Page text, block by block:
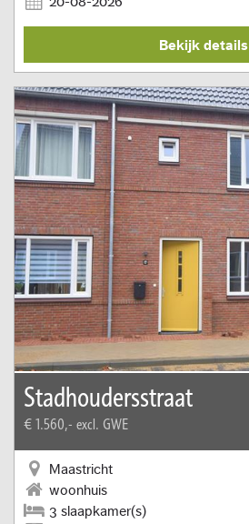
Bekijk details
Stadhoudersstraat
€ 1.560,- excl. GWE
Maastricht
woonhuis
3 slaapkamer(s)